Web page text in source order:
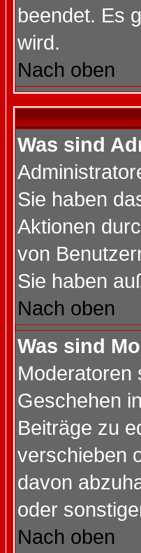
beendet. Es
wird.
Nach oben
Was sind
Sie haben
Aktionen
von
Sie haben
Nach oben
Was sind
Moderatoren
Geschehen
Beiträge zu
verschieben
davon
oder
Nach oben